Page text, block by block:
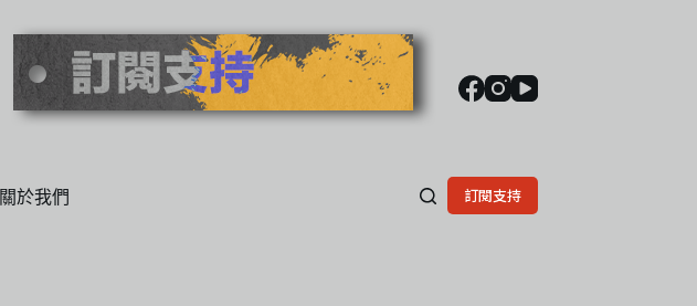
關於我們 訂閱支持